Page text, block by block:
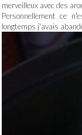
merveilleux avec des
Personnellement ce
longtemps j'avais